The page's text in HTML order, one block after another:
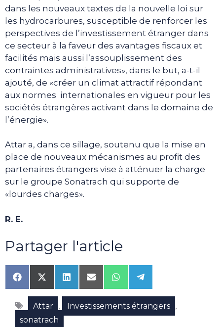
dans les nouveaux textes de la nouvelle loi sur
les hydrocarbures, susceptible de renforcer les
perspectives de l’investissement étranger dans
ce secteur à la faveur des avantages fiscaux et
facilités mais aussi l’assouplissement des
contraintes administratives», dans le but, a-t-il
ajouté, de «créer un climat attractif répondant
aux normes internationales en vigueur pour les
sociétés étrangères activant dans le domaine de
l’énergie».
Attar a, dans ce sillage, soutenu que la mise en
place de nouveaux mécanismes au profit des
partenaires étrangers vise à atténuer la charge
sur le groupe Sonatrach qui supporte de
«lourdes charges».
R. E.
Partager l'article
Share
on
Facebook
Share
on
X
(Twitter)
Share
on
LinkedIn
Share
on
Email
Share
on
WhatsApp
Share
on
Telegram
Étiquettes
Attar , Investissements étrangers ,
sonatrach